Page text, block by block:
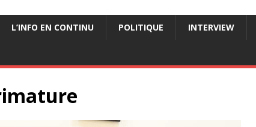
L’INFO EN CONTINU POLITIQUE INTERVIEW